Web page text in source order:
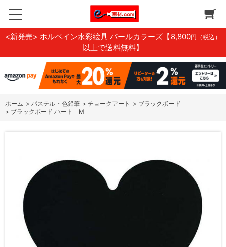
<新発売> ホルベイン水彩絵具 パールカラーズ 【8,800円（税込）
以上で送料無料】
ホーム > パステル・色鉛筆 > チョークアート > ブラックボード
> ブラックボード ハート M